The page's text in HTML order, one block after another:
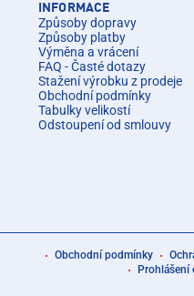
INFORMACE
Způsoby dopravy
Způsoby platby
Výměna a vrácení
FAQ - Časté dotazy
Stažení výrobku z prodeje
Obchodní podmínky
Tabulky velikostí
Odstoupení od smlouvy
Obchodní podmínky